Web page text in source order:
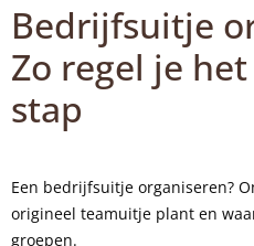
Bedrijfsuitje
Zo regel je
stap
Een bedrijfsuitje organiseren?
origineel teamuitje plant en
groepen.